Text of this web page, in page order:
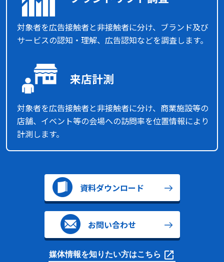
対象者を広告接触者と非接触者に分け、ブランド及び
サービスの認知・理解、広告認知などを調査します。
来店計測
対象者を広告接触者と非接触者に分け、商業施設等の
店舗、イベント等の会場への訪問率を位置情報により
計測します。
資料ダウンロード
お問い合わせ
媒体情報を知りたい方はこちら